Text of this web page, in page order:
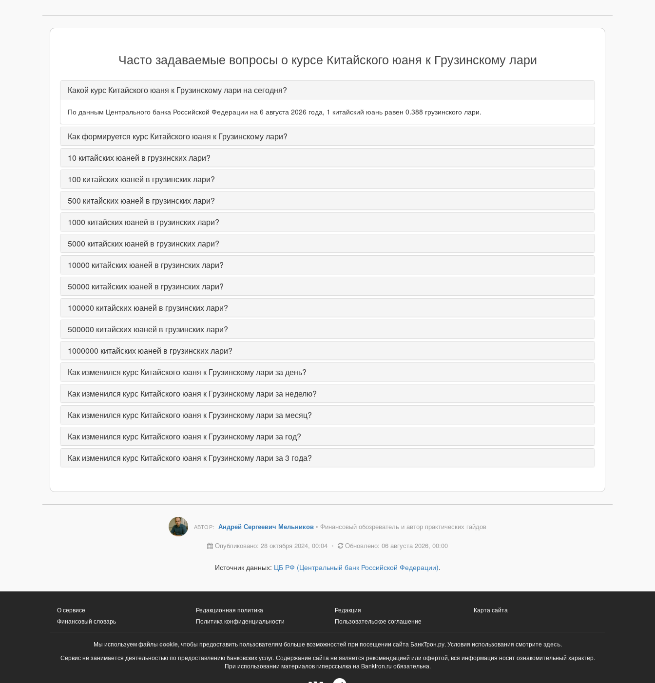
Часто задаваемые вопросы о курсе Китайского юаня к Грузинскому лари
Какой курс Китайского юаня к Грузинскому лари на сегодня?
По данным Центрального банка Российской Федерации на 6 августа 2026 года, 1 китайский юань равен 0.388 грузинского лари.
Как формируется курс Китайского юаня к Грузинскому лари?
10 китайских юаней в грузинских лари?
100 китайских юаней в грузинских лари?
500 китайских юаней в грузинских лари?
1000 китайских юаней в грузинских лари?
5000 китайских юаней в грузинских лари?
10000 китайских юаней в грузинских лари?
50000 китайских юаней в грузинских лари?
100000 китайских юаней в грузинских лари?
500000 китайских юаней в грузинских лари?
1000000 китайских юаней в грузинских лари?
Как изменился курс Китайского юаня к Грузинскому лари за день?
Как изменился курс Китайского юаня к Грузинскому лари за неделю?
Как изменился курс Китайского юаня к Грузинскому лари за месяц?
Как изменился курс Китайского юаня к Грузинскому лари за год?
Как изменился курс Китайского юаня к Грузинскому лари за 3 года?
АВТОР: Андрей Сергеевич Мельников• Финансовый обозреватель и автор практических гайдов
Опубликовано: 28 октября 2024, 00:04 • Обновлено: 06 августа 2026, 00:00
Источник данных: ЦБ РФ (Центральный банк Российской Федерации).
О сервисе
Финансовый словарь
Редакционная политика
Политика конфиденциальности
Редакция
Пользовательское соглашение
Карта сайта
Мы используем файлы cookie, чтобы предоставить пользователям больше возможностей при посещении сайта БанкТрон.ру. Условия использования смотрите здесь.
Сервис не занимается деятельностью по предоставлению банковских услуг. Содержание сайта не является рекомендацией или офертой, вся информация носит ознакомительный характер.
При использовании материалов гиперссылка на Banktron.ru обязательна.